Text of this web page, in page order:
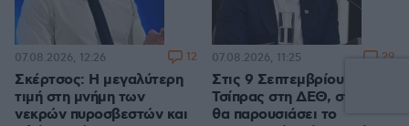
Σκέρτσος: Η μεγαλύτερη
τιμή στη μνήμη των
νεκρών πυροσβεστών και
07.08.2026, 12:26 12
Στις 9 Σεπτεμβρίου ο
Τσίπρας στη ΔΕΘ, στις 2
θα παρουσιάσει το
07.08.2026, 11:25 29